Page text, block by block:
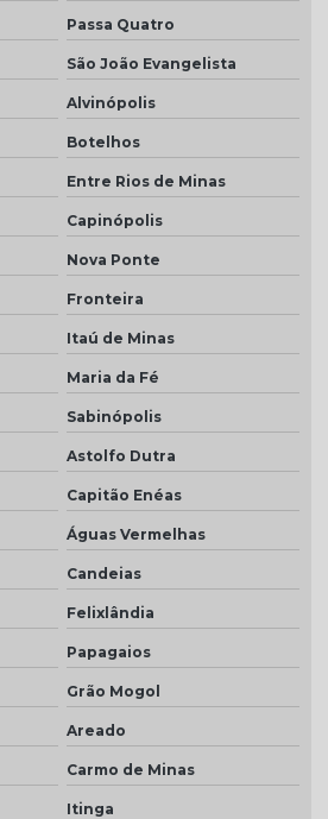
Passa Quatro
São João Evangelista
Alvinópolis
Botelhos
Entre Rios de Minas
Capinópolis
Nova Ponte
Fronteira
Itaú de Minas
Maria da Fé
Sabinópolis
Astolfo Dutra
Capitão Enéas
Águas Vermelhas
Candeias
Felixlândia
Papagaios
Grão Mogol
Areado
Carmo de Minas
Itinga